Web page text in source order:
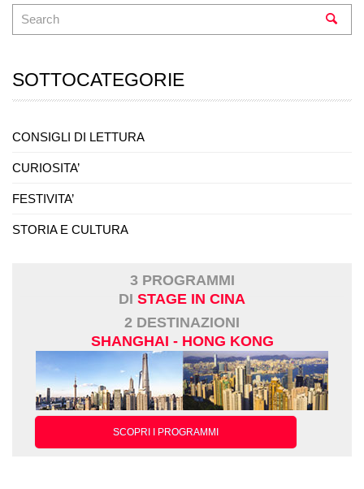
SOTTOCATEGORIE
CONSIGLI DI LETTURA
CURIOSITA’
FESTIVITA’
STORIA E CULTURA
3 PROGRAMMI
DI STAGE IN CINA
2 DESTINAZIONI
SHANGHAI - HONG KONG
SCOPRI I PROGRAMMI